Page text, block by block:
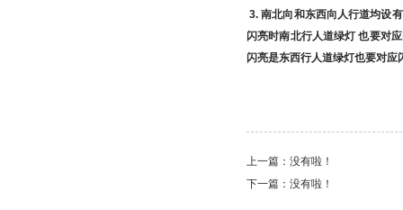
3. 南北向和东西向人行道均设
闪亮时南北行人道绿灯 也要对
闪亮是东西行人道绿灯也要对
上一篇：没有啦！
下一篇：没有啦！